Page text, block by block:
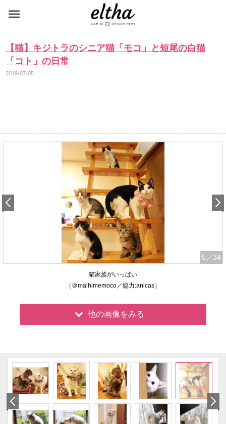
【猫】キジトラのシニア猫「モコ」と短尾の白猫
「コト」の日常
2019-07-05
5 ／34
猫家族がいっぱい
（＠maihimemoco／協力:anicas）
他の画像をみる